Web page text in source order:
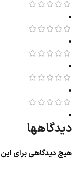
0
0
0
0
0
دیدگاهها
هیچ دیدگاهی برای